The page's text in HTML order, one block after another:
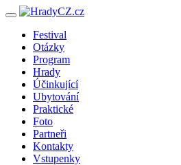
Festival
Otázky
Program
Hrady
Účinkující
Ubytování
Praktické
Foto
Partneři
Kontakty
Vstupenky